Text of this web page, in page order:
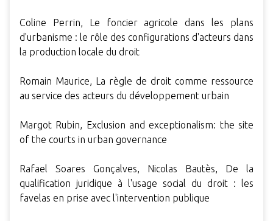
Coline Perrin, Le foncier agricole dans les plans
d'urbanisme : le rôle des configurations d'acteurs dans
la production locale du droit
Romain Maurice, La règle de droit comme ressource
au service des acteurs du développement urbain
Margot Rubin, Exclusion and exceptionalism: the site
of the courts in urban governance
Rafael Soares Gonçalves, Nicolas Bautès, De la
qualification juridique à l'usage social du droit : les
favelas en prise avec l'intervention publique